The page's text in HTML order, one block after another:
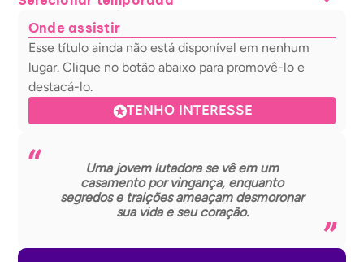
Onde assistir
Esse título ainda não está disponível em nenhum
lugar. Clique no botão abaixo para promovê-lo e
destacá-lo.
TENHO INTERESSE
Uma jovem lutadora se vê em um
casamento por vingança, enquanto
segredos e traições ameaçam desmoronar
sua vida e seu coração.